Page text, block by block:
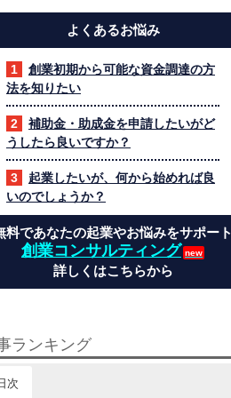
よくあるお悩み
創業初期から可能な資金調達の方
法を知りたい
補助金・助成金を申請したいがど
うしたら良いですか？
起業したいが、何から始めれば良
いのでしょうか？
料であなたの起業やお悩みをサポート
創業コンサルティング
詳しくはこちらから
ランキング
次